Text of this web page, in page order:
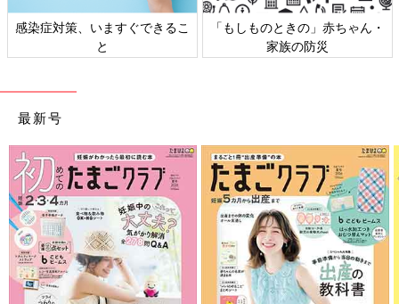
感染症対策、いますぐできるこ
と
「もしものときの」赤ちゃん・
家族の防災
最新号